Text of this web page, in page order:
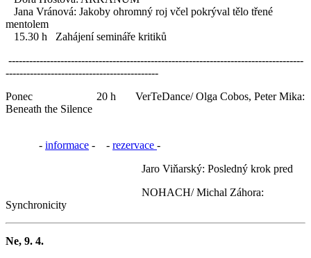
Jana Vránová: Jakoby ohromný roj včel pokrýval tělo třené
mentolem
15.30 h Zahájení semináře kritiků
-------------------------------------------------------------------------------------
--------------------------------------------
Ponec 20 h VerTeDance/ Olga Cobos, Peter Mika:
Beneath the Silence
- informace - - rezervace -
Jaro Viňarský: Posledný krok pred
NOHACH/ Michal Záhora:
Synchronicity
Ne, 9. 4.